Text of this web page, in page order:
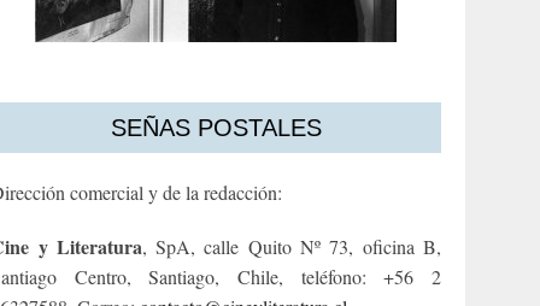
SEÑAS POSTALES
comercial y de la redacción:
y Literatura, SpA, calle Quito Nº 73, oficina B,
Centro, Santiago, Chile, teléfono: +56 2